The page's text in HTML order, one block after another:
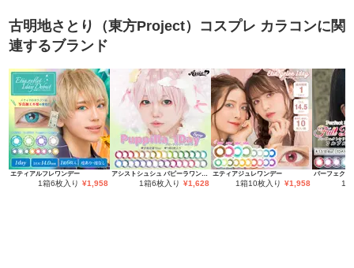
古明地さとり（東方Project）コスプレ カラコンに関
連するブランド
エティアルフレワンデー
1箱6枚入り ¥1,958
アシストシュシュ パピーラワンデー
1箱6枚入り ¥1,628
エティアジュレワンデー
1箱10枚入り ¥1,958 1